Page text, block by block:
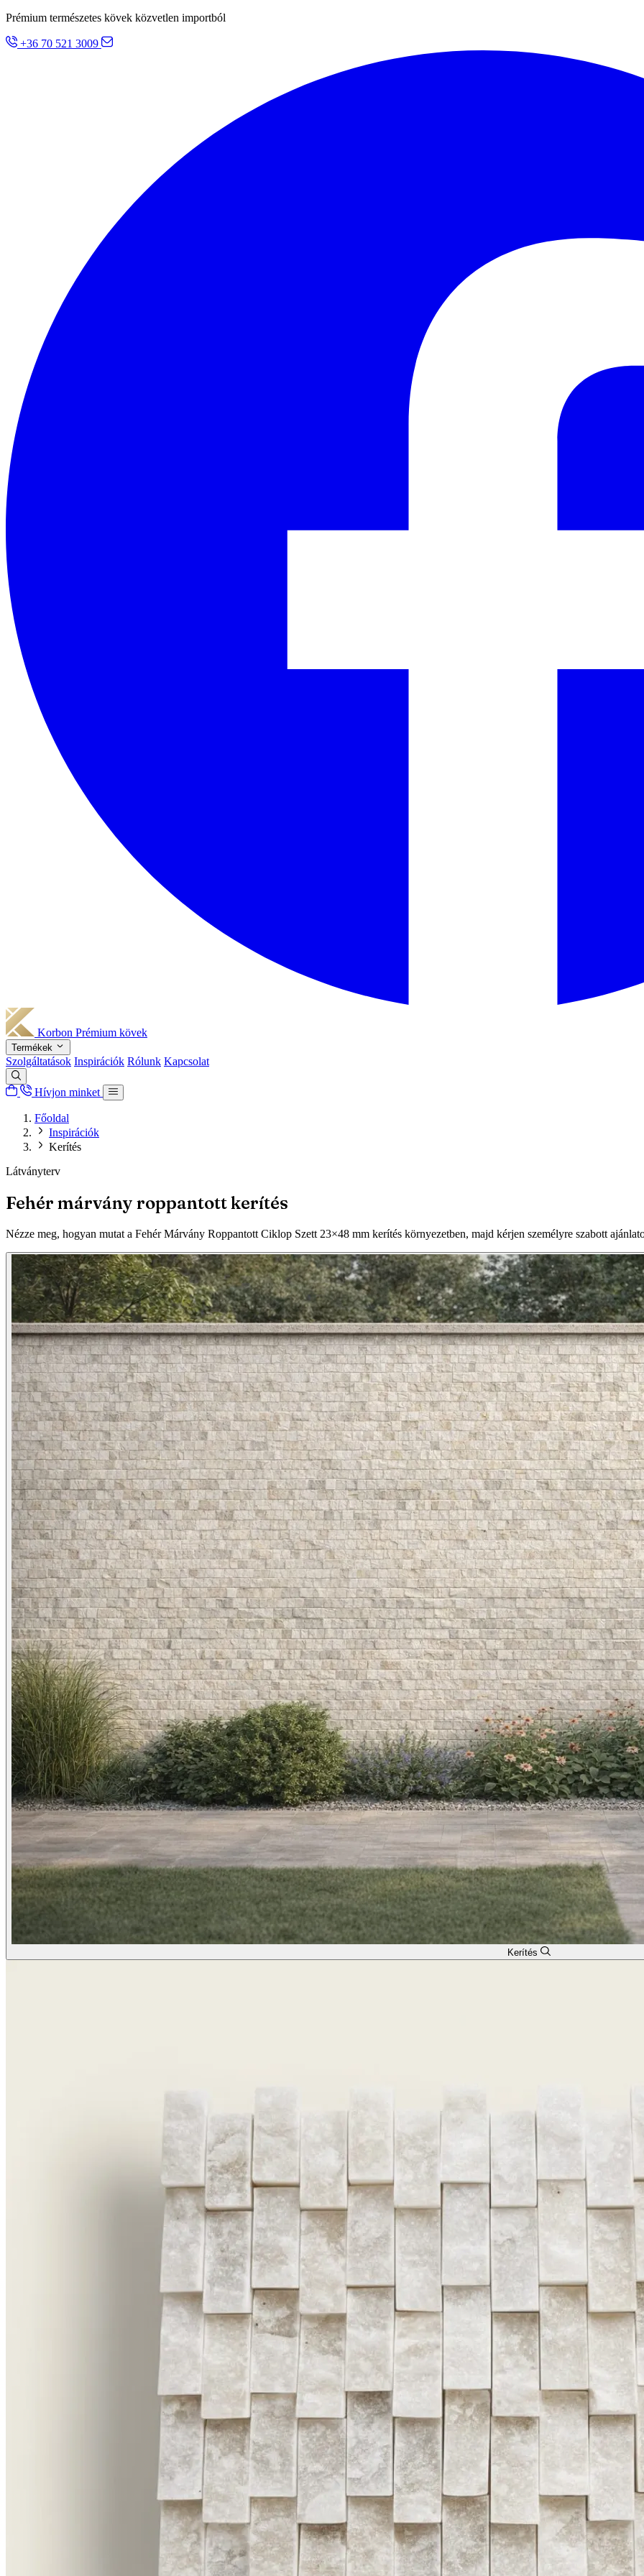
Prémium természetes kövek közvetlen importból
+36 70 521 3009
Korbon Prémium kövek
Termékek
Szolgáltatások Inspirációk Rólunk Kapcsolat
Hívjon minket
Főoldal
Inspirációk
Kerítés
Látványterv
Fehér márvány roppantott kerítés
Nézze meg, hogyan mutat a Fehér Márvány Roppantott Ciklop Szett 23×48 mm kerítés környezetben, majd kérjen személyre szabott
Kerítés